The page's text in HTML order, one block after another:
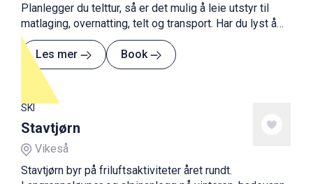
Planlegger du telttur, så er det mulig å leie utstyr til
matlaging, overnatting, telt og transport. Har du lyst å
boltre deg i vannet, har de fiskeutstyr, kajakk og kano.
Mangler du bekledning til fjellturen eller kart og
kompass, så leier de ut denne type utstyr også.
Les mer Book
SKI
Stavtjørn
Vikeså
Stavtjørn byr på friluftsaktiviteter året rundt.